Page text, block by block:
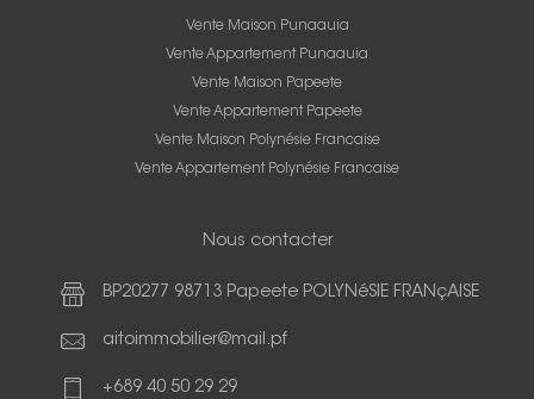
Vente Maison Punaauia
Vente Appartement Punaauia
Vente Maison Papeete
Vente Appartement Papeete
Vente Maison Polynésie Francaise
Vente Appartement Polynésie Francaise
Nous contacter
BP20277 98713 Papeete POLYNéSIE FRANçAISE
aitoimmobilier@mail.pf
+689 40 50 29 29